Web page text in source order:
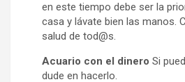
en este tiempo debe ser la
casa y lávate bien las manos.
salud de tod@s.
Acuario con el dinero Si
dude en hacerlo.